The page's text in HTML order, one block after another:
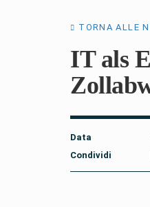
TORNA ALLE
IT als
Data
Condividi